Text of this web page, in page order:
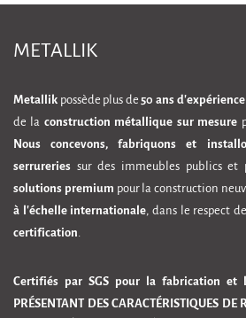
METALLIK
Metallik possède plus de50 ans
de la construction métallique sur mesure
Nous concevons, fabriquons et
serrureries sur des immeubles publics et
solutions premium pour la construction
à l'échelle internationale, dans le respect
certification.
Certifiés par SGS pour la fabrication et
PRÉSENTANT DES CARACTÉRISTIQUES DE